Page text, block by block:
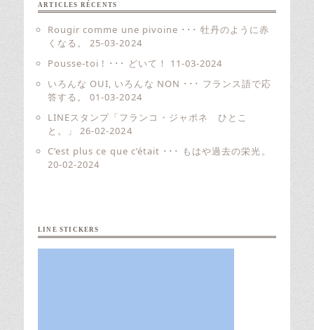
ARTICLES RÉCENTS
Rougir comme une pivoine ･･･ 牡丹のように赤
くなる。
25-03-2024
Pousse-toi ! ･･･ どいて！
11-03-2024
いろんな OUI, いろんな NON ･･･ フランス語で応
答する。
01-03-2024
LINEスタンプ「フランコ・ジャポネ ひとこ
と。」
26-02-2024
C’est plus ce que c’était ･･･ もはや過去の栄光。
20-02-2024
LINE STICKERS